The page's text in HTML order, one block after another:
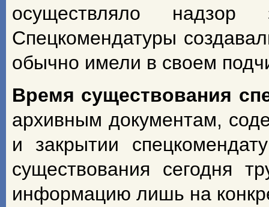
осуществляло надзор
Спецкомендатуры
обычно имели в своем
Время существования
архивным документам,
и закрытии
существования сегодня
информацию лишь на